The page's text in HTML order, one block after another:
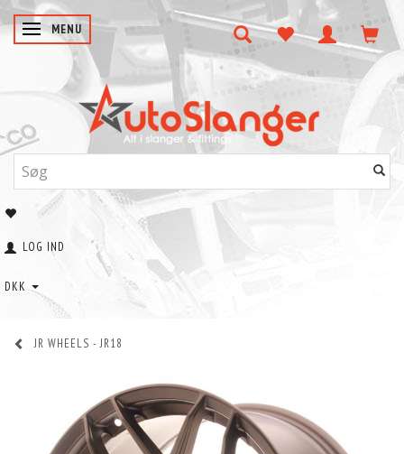
SKIFTE NAVIGATION
MENU
LOG IND
DKK
JR WHEELS - JR18